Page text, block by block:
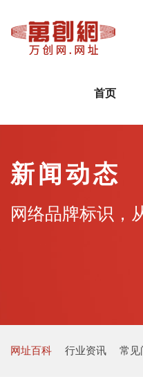
首页
新闻动态
网络品牌标识，
网址百科 行业资讯 常见